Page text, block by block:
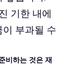
기한 내에
부과될 수
비하는 것은 재